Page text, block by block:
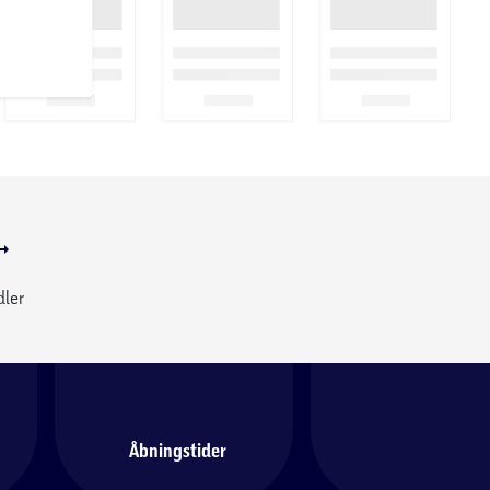
Åbningstider